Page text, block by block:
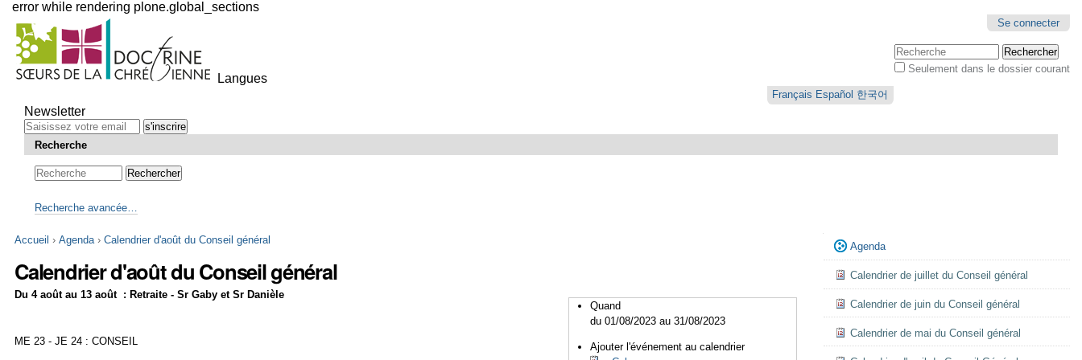
error while rendering plone.global_sections
Outils
personnels
Se connecter
Chercher par
Seulement dans le dossier courant
Langues
Français Español 한국어
au
contenu.
Aller
Newsletter
Recherche
Recherche avancée…
Accueil ›Agenda ›Calendrier d'août du Conseil général
Calendrier d'août du Conseil général
Quand
du 01/08/2023 au 31/08/2023
Ajouter l'événement au calendrier
Du 4 août au 13 août : Retraite - Sr Gaby et Sr Danièle
ME 23 - JE 24 : CONSEIL
Navigation
Agenda
Calendrier de juillet du Conseil général
Calendrier de juin du Conseil général
Calendrier de mai du Conseil général